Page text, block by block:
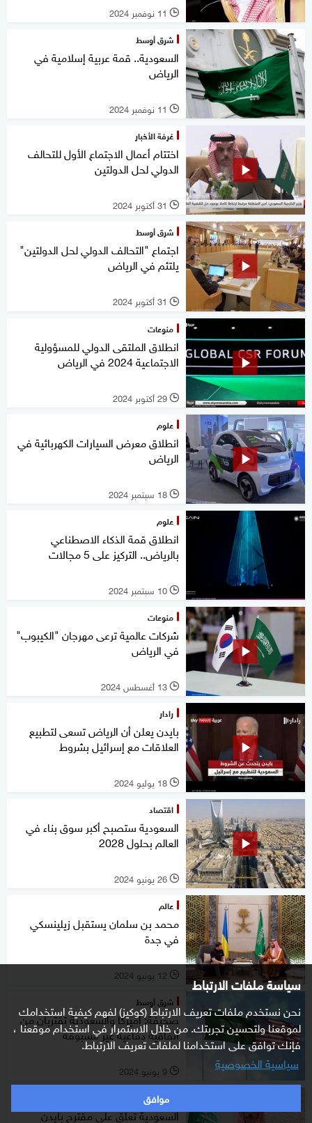
سياسة ملفات الارتباط
نحن نستخدم ملفات تعريف الارتباط (كوكيز) لفهم كيفية استخدامك
لموقعنا ولتحسين تجربتك. من خلال الاستمرار في استخدام موقعنا ،
فإنك توافق على استخدامنا لملفات تعريف الارتباط.
سياسية الخصوصية
موافق
l 11 نوفمبر 2024
شرق أوسط
السعودية.. قمة عربية إسلامية في
الرياض
l 11 نوفمبر 2024
غرفة الأخبار
اختتام أعمال الاجتماع الأول للتحالف
الدولي لحل الدولتين
l 31 أكتوبر 2024
شرق أوسط
اجتماع "التحالف الدولي لحل الدولتين"
يلتئم في الرياض
l 31 أكتوبر 2024
منوعات
انطلاق الملتقى الدولي للمسؤولية
الاجتماعية 2024 في الرياض
l 29 أكتوبر 2024
علوم
انطلاق معرض السيارات الكهربائية في
الرياض
l 18 سبتمبر 2024
علوم
انطلاق قمة الذكاء الاصطناعي
بالرياض.. التركيز على 5 مجالات
l 10 سبتمبر 2024
منوعات
شركات عالمية ترعى مهرجان "الكيبوب"
في الرياض
l 13 أغسطس 2024
رادار
بايدن يعلن أن الرياض تسعى لتطبيع
العلاقات مع إسرائيل بشروط
l 18 يوليو 2024
اقتصاد
السعودية ستصبح أكبر سوق بناء في
العالم بحلول 2028
l 26 يونيو 2024
عالم
محمد بن سلمان يستقبل زيلينسكي
في جدة
l 12 يونيو 2024
شرق أوسط
صحيفة: أميركا والسعودية تقتربان من
اتفاقية دفاعية غير مسبوقة
l 9 يونيو 2024
شرق أوسط
السعودية تعلق على مقترح بايدن